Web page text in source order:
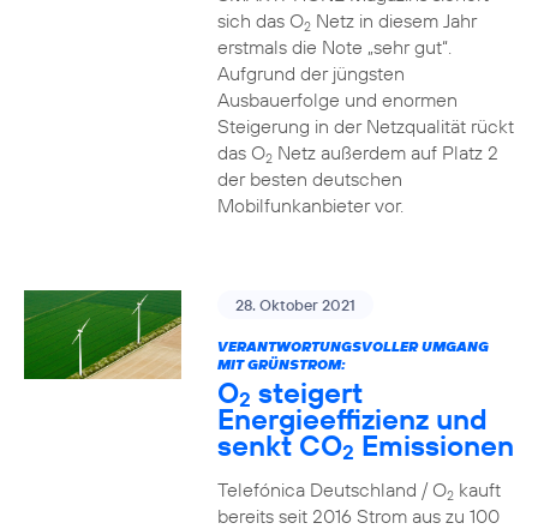
sich das O2Netz in diesem Jahr
erstmals die Note „sehr gut“.
Aufgrund der jüngsten
Ausbauerfolge und enormen
Steigerung in der Netzqualität rückt
das O2Netz außerdem auf Platz 2
der besten deutschen
Mobilfunkanbieter vor.
28. Oktober 2021
VERANTWORTUNGSVOLLER UMGANG
MIT GRÜNSTROM:
O2 steigert
Energieeffizienz und
senkt CO2 Emissionen
Telefónica Deutschland / O2kauft
bereits seit 2016 Strom aus zu 100